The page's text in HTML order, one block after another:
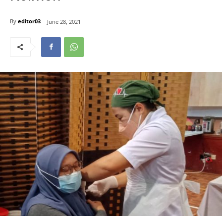
By editor03 June 28, 2021